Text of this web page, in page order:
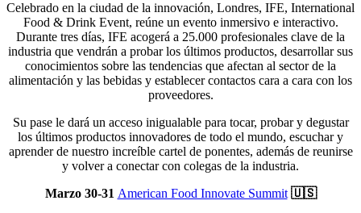
Celebrado en la ciudad de la innovación, Londres, IFE, International
Food & Drink Event, reúne un evento inmersivo e interactivo.
Durante tres días, IFE acogerá a 25.000 profesionales clave de la
industria que vendrán a probar los últimos productos, desarrollar sus
conocimientos sobre las tendencias que afectan al sector de la
alimentación y las bebidas y establecer contactos cara a cara con los
proveedores.
Su pase le dará un acceso inigualable para tocar, probar y degustar
los últimos productos innovadores de todo el mundo, escuchar y
aprender de nuestro increíble cartel de ponentes, además de reunirse
y volver a conectar con colegas de la industria.
Marzo 30-31 American Food Innovate Summit 🇺🇸